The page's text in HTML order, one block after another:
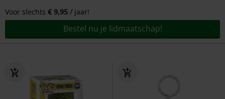
Voor slechts € 9,95 jaar!
Bestel nu je lidmaatschap!